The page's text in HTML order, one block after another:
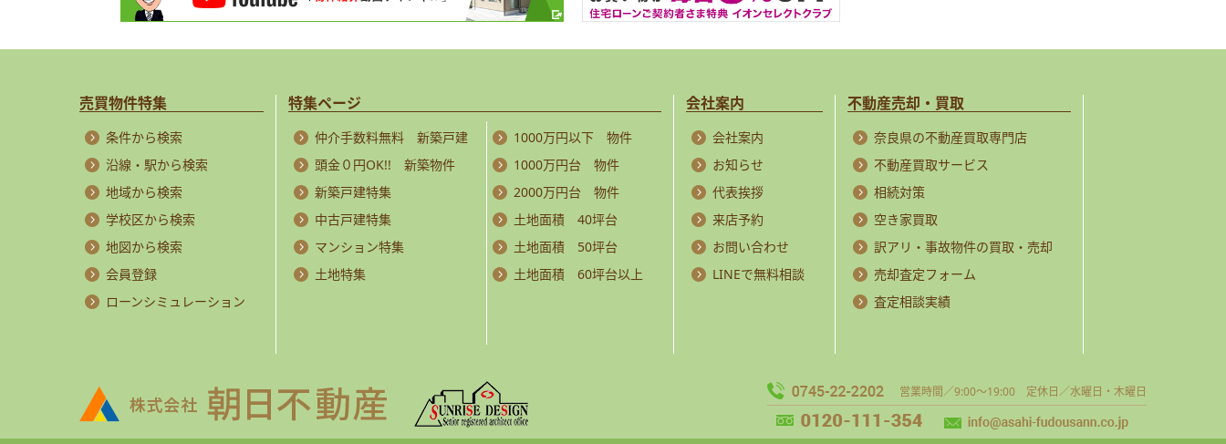
売買物件特集
条件から検索
沿線・駅から検索
地域から検索
学校区から検索
地図から検索
会員登録
ローンシミュレーション
特集ページ
仲介手数料無料 新築戸建
頭金０円OK!! 新築物件
新築戸建特集
中古戸建特集
マンション特集
土地特集
1000万円以下 物件
1000万円台 物件
2000万円台 物件
土地面積 40坪台
土地面積 50坪台
土地面積 60坪台以上
会社案内
会社案内
お知らせ
代表挨拶
来店予約
お問い合わせ
LINEで無料相談
不動産売却・買取
奈良県の不動産買取専門店
不動産買取サービス
相続対策
空き家買取
訳アリ・事故物件の買取・売却
売却査定フォーム
査定相談実績
営業時間／9:00～19:00 定休日／水曜日・木曜日